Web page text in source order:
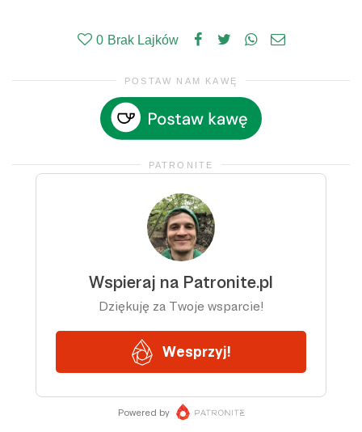
0 Brak Lajków
POSTAW NAM KAWĘ
PATRONITE